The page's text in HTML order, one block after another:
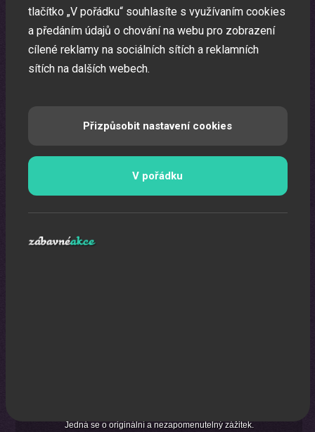
Pomocí laserů Vám vytvoříme exkluzivní laser show.
Jedná se o originální a nezapomenutelný zážitek.
tlačítko „V pořádku“ souhlasíte s využívaním cookies
a předáním údajů o chování na webu pro zobrazení
cílené reklamy na sociálních sítích a reklamních
sítích na dalších webech.
Přizpůsobit nastavení cookies
V pořádku